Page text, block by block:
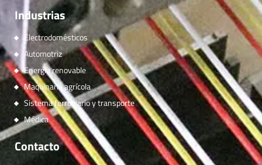
Industrias
Electrodomésticos
Automotriz
Energía renovable
Maquinaria agrícola
Sistema ferroviario y transporte
Médica
Contacto